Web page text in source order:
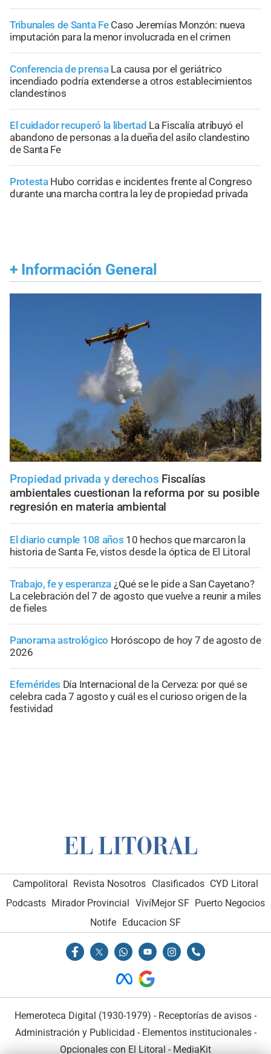
Tribunales de Santa Fe Caso Jeremías Monzón: nueva
imputación para la menor involucrada en el crimen
Conferencia de prensa La causa por el geriátrico
incendiado podría extenderse a otros establecimientos
clandestinos
El cuidador recuperó la libertad La Fiscalía atribuyó el
abandono de personas a la dueña del asilo clandestino
de Santa Fe
Protesta Hubo corridas e incidentes frente al Congreso
durante una marcha contra la ley de propiedad privada
+ Información General
Propiedad privada y derechos Fiscalías
ambientales cuestionan la reforma por su posible
regresión en materia ambiental
El diario cumple 108 años 10 hechos que marcaron la
historia de Santa Fe, vistos desde la óptica de El Litoral
Trabajo, fe y esperanza ¿Qué se le pide a San Cayetano?
La celebración del 7 de agosto que vuelve a reunir a miles
de fieles
Panorama astrológico Horóscopo de hoy 7 de agosto de
2026
Efemérides Día Internacional de la Cerveza: por qué se
celebra cada 7 agosto y cuál es el curioso origen de la
festividad
Campolitoral Revista Nosotros Clasificados CYD Litoral
Podcasts Mirador Provincial VivíMejor SF Puerto Negocios
Notife Educacion SF
Hemeroteca Digital (1930-1979) - Receptorías de avisos -
Administración y Publicidad - Elementos institucionales-
Opcionales con El Litoral - MediaKit